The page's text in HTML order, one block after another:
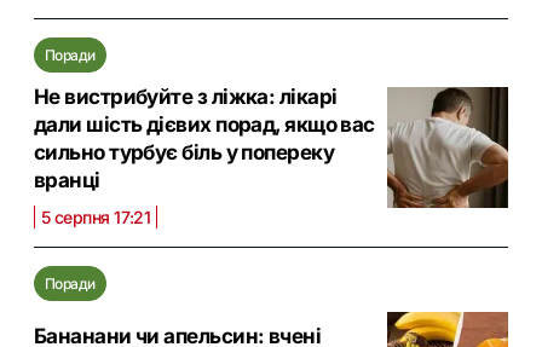
Поради
Не вистрибуйте з ліжка: лікарі
дали шість дієвих порад, якщо вас
сильно турбує біль у попереку
вранці
5 серпня 17:21
Поради
Бананани чи апельсин: вчені